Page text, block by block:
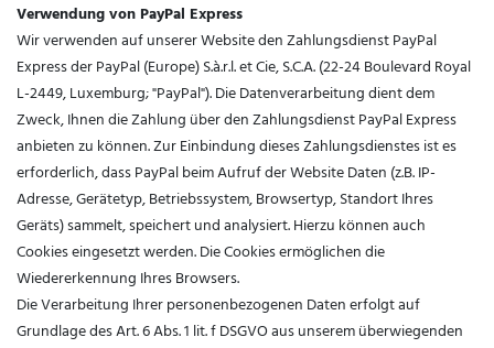
Verwendung von PayPal Express
Wir verwenden auf unserer Website den Zahlungsdienst PayPal
Express der PayPal (Europe) S.à.r.l. et Cie, S.C.A. (22-24 Boulevard Royal
L-2449, Luxemburg; "PayPal"). Die Datenverarbeitung dient dem
Zweck, Ihnen die Zahlung über den Zahlungsdienst PayPal Express
anbieten zu können. Zur Einbindung dieses Zahlungsdienstes ist es
erforderlich, dass PayPal beim Aufruf der Website Daten (z.B. IP-
Adresse, Gerätetyp, Betriebssystem, Browsertyp, Standort Ihres
Geräts) sammelt, speichert und analysiert. Hierzu können auch
Cookies eingesetzt werden. Die Cookies ermöglichen die
Wiedererkennung Ihres Browsers.
Die Verarbeitung Ihrer personenbezogenen Daten erfolgt auf
Grundlage des Art. 6 Abs. 1 lit. f DSGVO aus unserem überwiegenden